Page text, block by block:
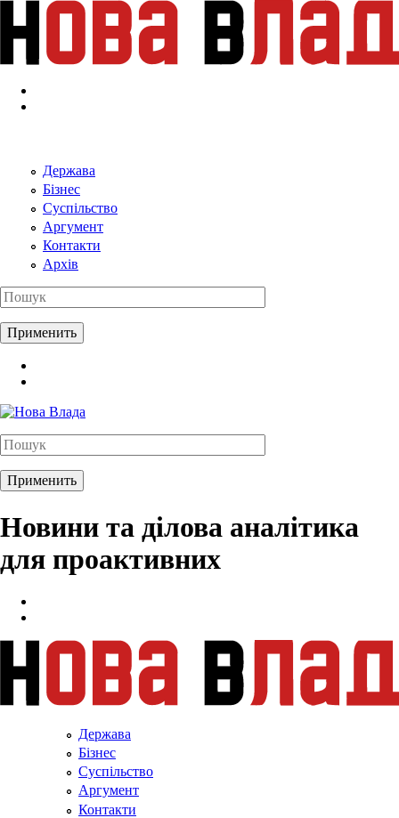
Перейти к основному содержанию
Держава
Бізнес
Суспільство
Аргумент
Контакти
Архів
Новини та ділова аналітика
для проактивних
Держава
Бізнес
Суспільство
Аргумент
Контакти